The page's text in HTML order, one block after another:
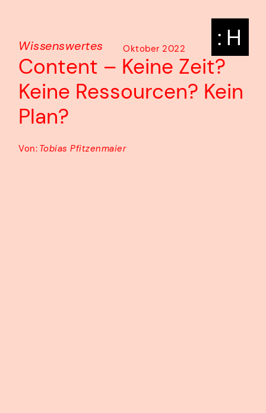
: H
Oktober 2022
Wissenswertes
Content – Keine Zeit?
Keine Ressourcen? Kein
Plan?
Von: Tobias Pfitzenmaier